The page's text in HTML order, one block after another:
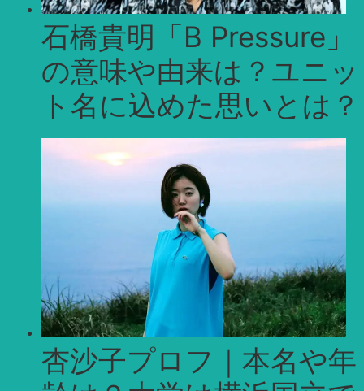
石橋貴明「B Pressure」
の意味や由来は？ユニッ
ト名に込めた思いとは？
杏沙子プロフ｜本名や年